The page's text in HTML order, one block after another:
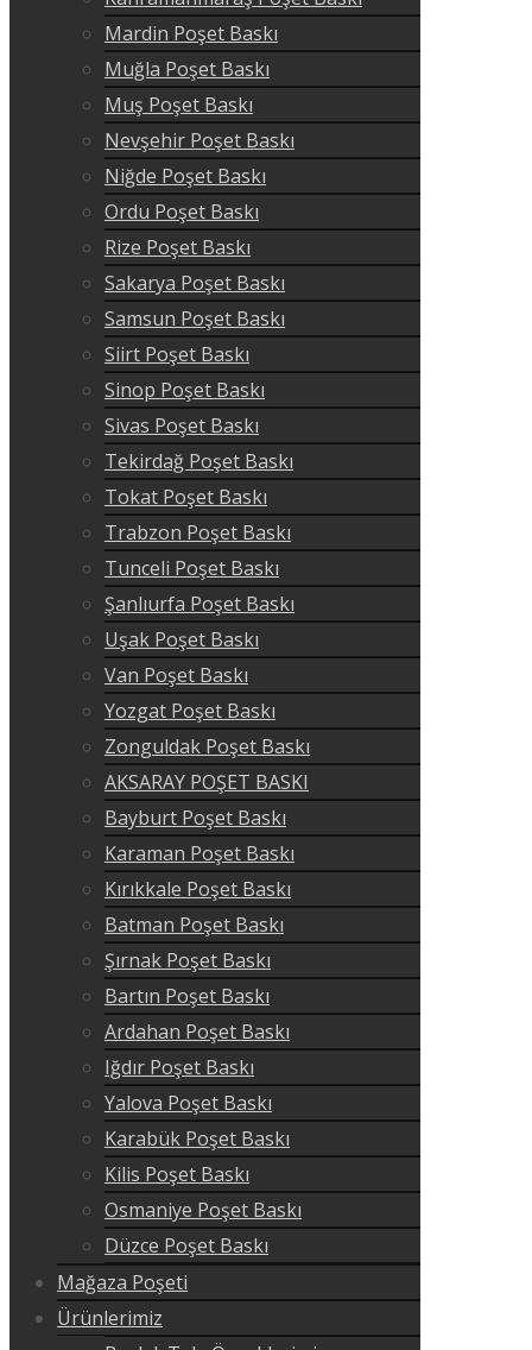
Mardin Poşet Baskı
Muğla Poşet Baskı
Muş Poşet Baskı
Nevşehir Poşet Baskı
Niğde Poşet Baskı
Ordu Poşet Baskı
Rize Poşet Baskı
Sakarya Poşet Baskı
Samsun Poşet Baskı
Siirt Poşet Baskı
Sinop Poşet Baskı
Sivas Poşet Baskı
Tekirdağ Poşet Baskı
Tokat Poşet Baskı
Trabzon Poşet Baskı
Tunceli Poşet Baskı
Şanlıurfa Poşet Baskı
Uşak Poşet Baskı
Van Poşet Baskı
Yozgat Poşet Baskı
Zonguldak Poşet Baskı
AKSARAY POŞET BASKI
Bayburt Poşet Baskı
Karaman Poşet Baskı
Kırıkkale Poşet Baskı
Batman Poşet Baskı
Şırnak Poşet Baskı
Bartın Poşet Baskı
Ardahan Poşet Baskı
Iğdır Poşet Baskı
Yalova Poşet Baskı
Karabük Poşet Baskı
Kilis Poşet Baskı
Osmaniye Poşet Baskı
Düzce Poşet Baskı
Mağaza Poşeti
Ürünlerimiz